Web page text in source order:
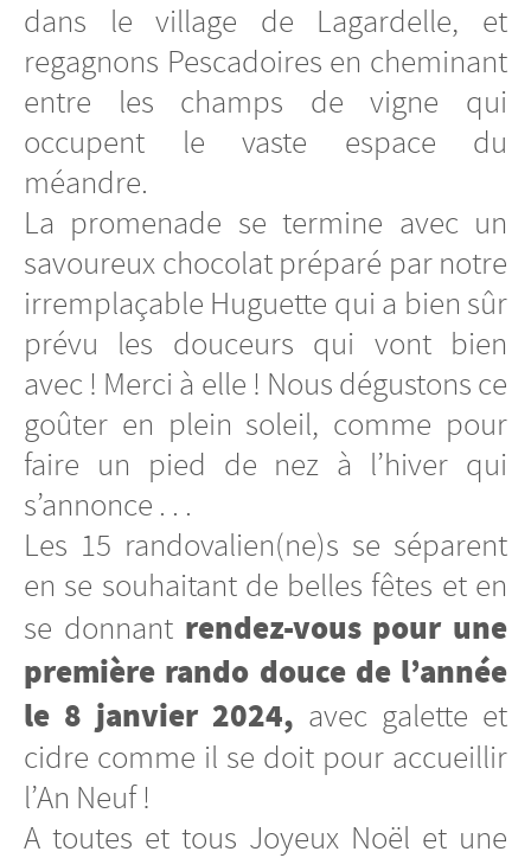
dans le village de Lagardelle, et
regagnons Pescadoires en cheminant
entre les champs de vigne qui
occupent le vaste espace du
méandre.
La promenade se termine avec un
savoureux chocolat préparé par notre
irremplaçable Huguette qui a bien sûr
prévu les douceurs qui vont bien
avec ! Merci à elle ! Nous dégustons ce
goûter en plein soleil, comme pour
faire un pied de nez à l’hiver qui
s’annonce . . .
Les 15 randovalien(ne)s se séparent
en se souhaitant de belles fêtes et en
se donnantrendez-vous pour une
première rando douce de l’année
le 8 janvier 2024, avec galette et
cidre comme il se doit pour accueillir
l’An Neuf !
A toutes et tous Joyeux Noël et une